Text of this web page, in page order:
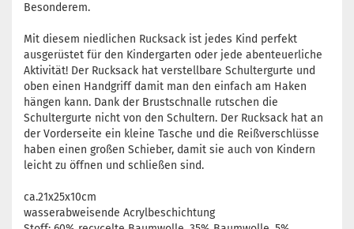
Besonderem.
Mit diesem niedlichen Rucksack ist jedes Kind perfekt
ausgerüstet für den Kindergarten oder jede abenteuerliche
Aktivität! Der Rucksack hat verstellbare Schultergurte und
oben einen Handgriff damit man den einfach am Haken
hängen kann. Dank der Brustschnalle rutschen die
Schultergurte nicht von den Schultern. Der Rucksack hat an
der Vorderseite ein kleine Tasche und die Reißverschlüsse
haben einen großen Schieber, damit sie auch von Kindern
leicht zu öffnen und schließen sind.
ca.21x25x10cm
wasserabweisende Acrylbeschichtung